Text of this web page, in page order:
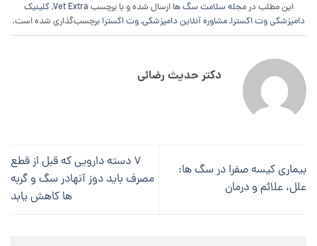
این مطلب درمجله سلامت سگ ها ارسال شده و با برچسب Vet Extra
,کلینیک
دامپزشکی وت اکسترا,مشاوره آنلاین دامپزشکی,وت اکسترا برچسب‌گذاری شده است.
دکتر حدیث رضائی
بیماری کیسه صفرا در سگ ها:
علل، علائم و درمان
7 دسته دارویی که قبل از قطع
مصرف باید دوز آنهادر سگ و گربه
ها کاهش یابد